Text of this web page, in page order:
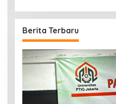
Berita Terbaru